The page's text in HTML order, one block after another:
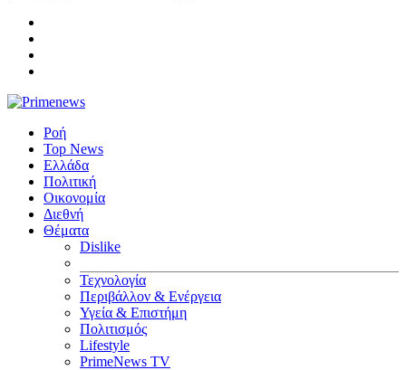
Ροή
Top News
Ελλάδα
Πολιτική
Οικονομία
Διεθνή
Θέματα
Dislike
Τεχνολογία
Περιβάλλον & Ενέργεια
Υγεία & Επιστήμη
Πολιτισμός
Lifestyle
PrimeNews TV